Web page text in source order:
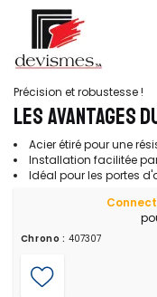
Précision et robustesse !
LES AVANTAGES
Acier étiré pour une
Installation facilitée
Idéal pour les portes
Chrono : 407307